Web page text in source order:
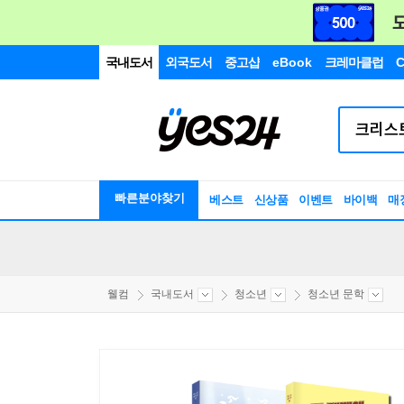
국내도서 외국도서 중고샵 eBook 크레마클럽
빠른분야찾기 베스트 신상품 이벤트 바이백 매
웰컴 국내도서 청소년 청소년 문학